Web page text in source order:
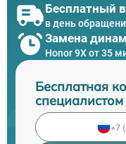
Бесплатный
в день
Замена
Honor 9X от 35
Бесплатная
специалистом